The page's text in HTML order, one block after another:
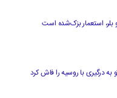
استعمار بزک‌شده است
درگیری با روسیه را فاش کرد